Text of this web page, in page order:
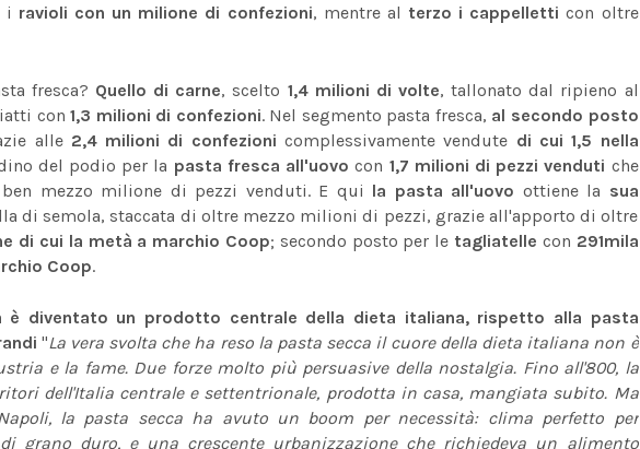
i ravioli con un milione di confezioni, mentre al terzo i cappelletti con oltre
fresca? Quello di carne, scelto 1,4 milioni di volte, tallonato dal ripieno al
con1,3 milioni di confezioni. Nel segmento pasta fresca, al secondo posto
alle 2,4 milioni di confezioni complessivamente vendute di cui 1,5 nella
del podio per la pasta fresca all'uovo con 1,7 milioni di pezzi venduti che
mezzo milione di pezzi venduti. E qui la pasta all'uovo ottiene la sua
di semola, staccata di oltre mezzo milioni di pezzi, grazie all'apporto di oltre
di cui la metà a marchio Coop; secondo posto per le tagliatelle con 291mila
Coop.
è diventato un prodotto centrale della dieta italiana, rispetto alla pasta
"La vera svolta che ha reso la pasta secca il cuore della dieta italiana non è
e la fame. Due forze molto più persuasive della nostalgia. Fino all'800, la
dell'Italia centrale e settentrionale, prodotta in casa, mangiata subito. Ma
la pasta secca ha avuto un boom per necessità: clima perfetto per
di grano duro, e una crescente urbanizzazione che richiedeva un alimento